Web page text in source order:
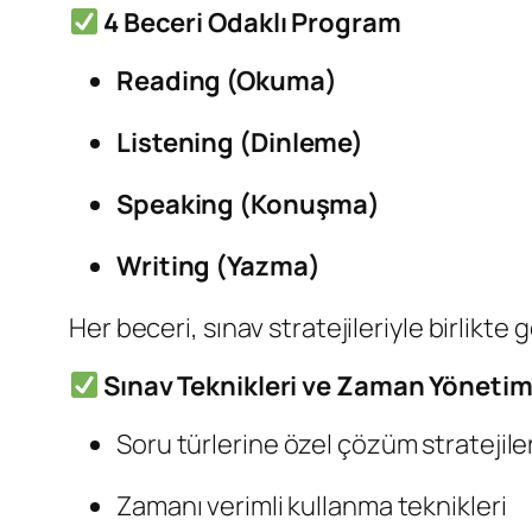
4 Beceri Odaklı Program
Reading (Okuma)
Listening (Dinleme)
Speaking (Konuşma)
Writing (Yazma)
Her beceri, sınav stratejileriyle birlikte
Sınav Teknikleri ve Zaman
Soru türlerine özel çözüm
Zamanı verimli kullanma teknikleri